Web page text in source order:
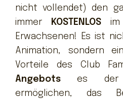
nicht vollendet) den
immer
KOSTENLOS im
Erwachsenen! Es ist
Animation, sondern
Vorteile des Club
Angebots es der
ermöglichen, das